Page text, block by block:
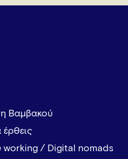
Βαμβακού
έρθεις
working / Digital nomads